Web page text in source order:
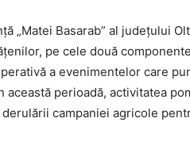
„Matei Basarab” al județului
pe cele două
a evenimentelor care
această perioadă, activitatea
campaniei agricole